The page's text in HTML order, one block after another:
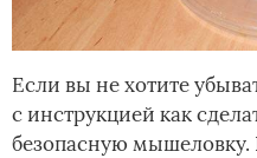
Если вы не хотите
с инструкцией как
безопасную мышеловку.